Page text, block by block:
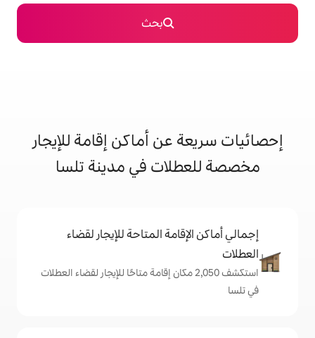
عن أماكن إقامة للإيجار
في مدينة تلسا
المتاحة للإيجار لقضاء
2,050 مكان إقامة متاحًا للإيجار لقضاء العطلات